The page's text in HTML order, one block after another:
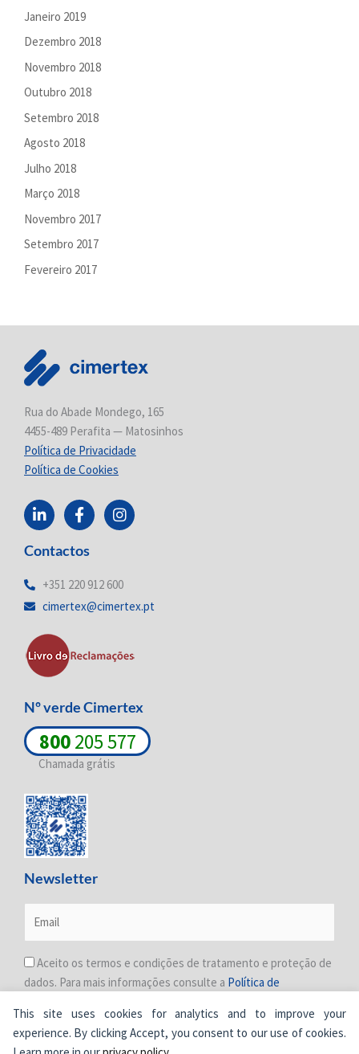
This site uses cookies for analytics and to improve your
experience. By clicking Accept, you consent to our use of cookies.
Janeiro 2019
Dezembro 2018
Novembro 2018
Outubro 2018
Setembro 2018
Agosto 2018
Julho 2018
Março 2018
Novembro 2017
Setembro 2017
Fevereiro 2017
Rua do Abade Mondego, 165
4455-489 Perafita — Matosinhos
Política de Privacidade
Política de Cookies
L
i
n
k
d
n
i
n
F
a
c
e
o
k
I
n
s
g
a
Contactos
+351 220 912 600
cimertex@cimertex.pt
Nº verde Cimertex
800205 577
Chamada grátis
Newsletter
Aceito os termos e condições de tratamento e proteção de
dados. Para mais informações consulte a Política de